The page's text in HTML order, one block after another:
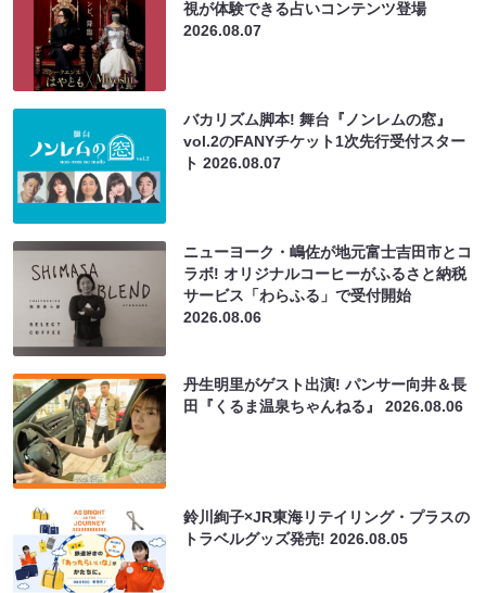
視が体験できる占いコンテンツ登場
2026.08.07
バカリズム脚本! 舞台『ノンレムの窓』
vol.2のFANYチケット1次先行受付スター
ト2026.08.07
ニューヨーク・嶋佐が地元富士吉田市とコ
ラボ! オリジナルコーヒーがふるさと納税
サービス「わらふる」で受付開始
2026.08.06
丹生明里がゲスト出演! パンサー向井＆長
田『くるま温泉ちゃんねる』2026.08.06
鈴川絢子×JR東海リテイリング・プラスの
トラベルグッズ発売!2026.08.05